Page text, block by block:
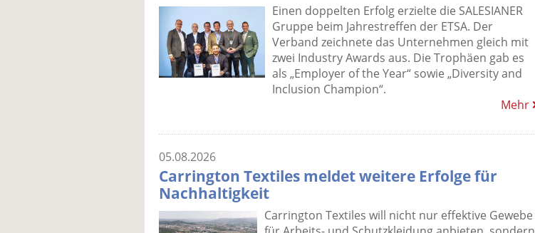
Einen doppelten Erfolg erzielte die SALESIANER
Gruppe beim Jahrestreffen der ETSA. Der
Verband zeichnete das Unternehmen gleich mit
zwei Industry Awards aus. Die Trophäen gab es
als „Employer of the Year“ sowie „Diversity and
Inclusion Champion“.
Mehr
05.08.2026
Carrington Textiles meldet weitere Erfolge für
Nachhaltigkeit
Carrington Textiles will nicht nur effektive Gewebe